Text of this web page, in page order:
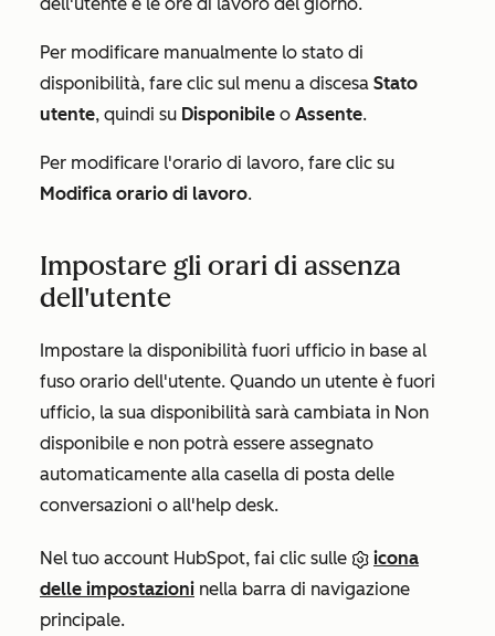
Per modificare manualmente lo stato di
disponibilità, fare clic sul menu a discesa Stato
utente, quindi su Disponibile o Assente.
Per modificare l'orario di lavoro, fare clic su
Modifica orario di lavoro.
Impostare gli orari di assenza
dell'utente
Impostare la disponibilità fuori ufficio in base al
fuso orario dell'utente. Quando un utente è fuori
ufficio, la sua disponibilità sarà cambiata in Non
disponibile e non potrà essere assegnato
automaticamente alla casella di posta delle
conversazioni o all'help desk.
Nel tuo account HubSpot, fai clic sulle
icona
delle impostazioni nella barra di navigazione
principale.